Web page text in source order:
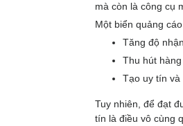
mà còn là công cụ
Một biển quảng
Tăng độ
Thu hút
Tạo uy tín và
Tuy nhiên, để đạt
tín là điều vô cùng